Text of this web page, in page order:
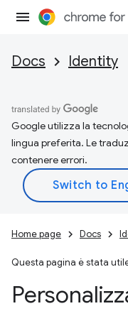
Docs Identity
Google utilizza la
lingua preferita. Le
contenere errori.
Home page Docs
Questa pagina è stata